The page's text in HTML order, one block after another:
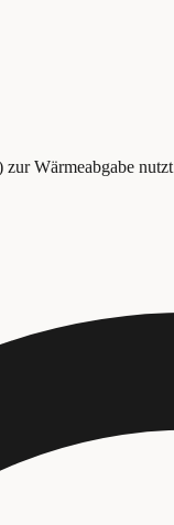
Wärmeabgabe nutzt